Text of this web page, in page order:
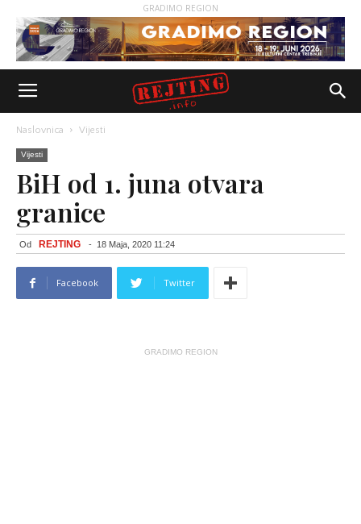
GRADIMO REGION
Naslovnica Vijesti
Vijesti
BiH od 1. juna otvara
granice
Od REJTING - 18 Maja, 2020 11:24
Facebook Twitter
GRADIMO REGION